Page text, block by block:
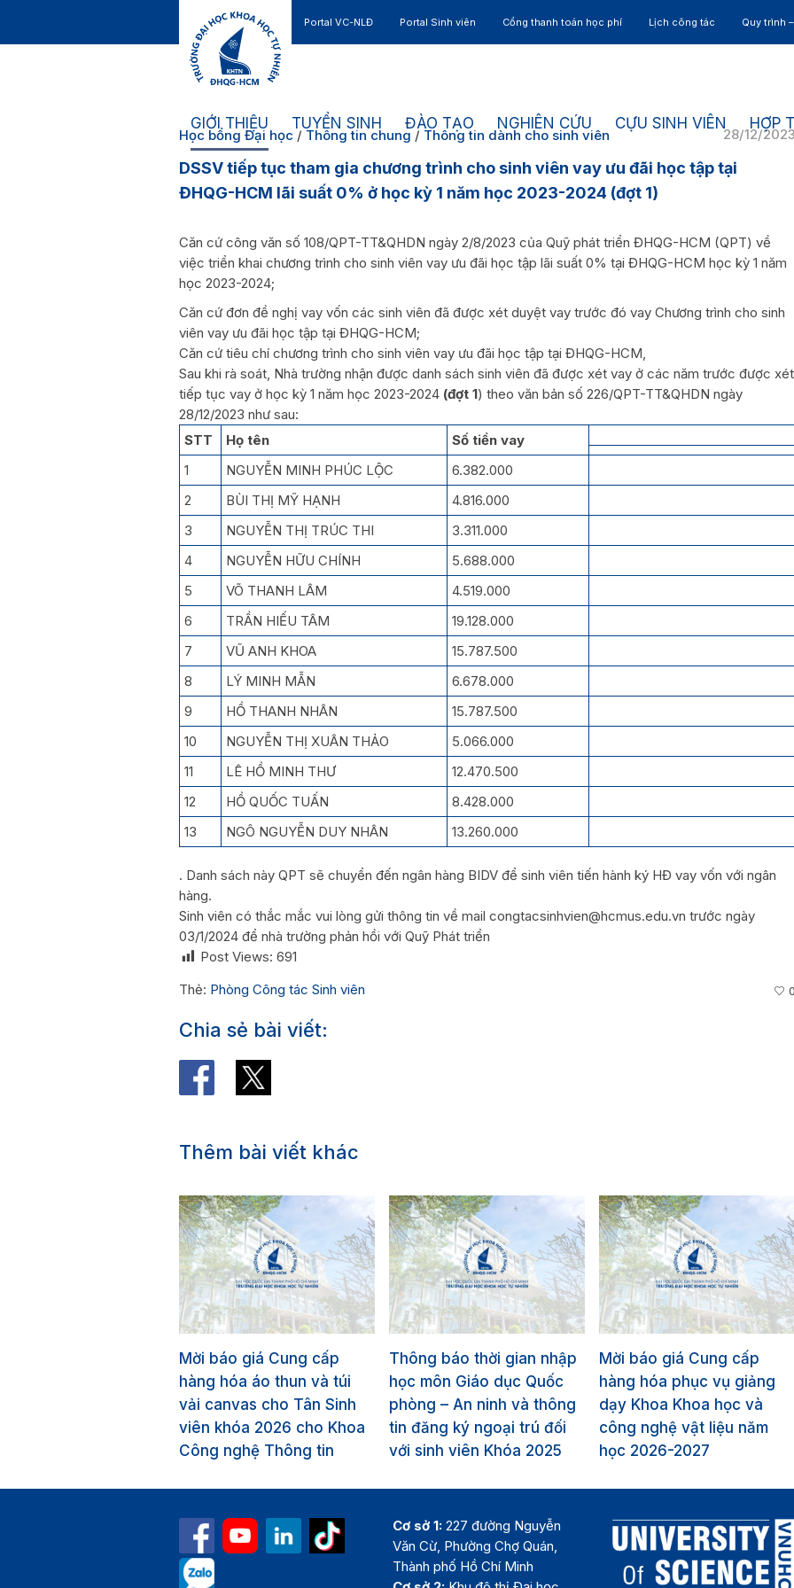
Portal VC-NLĐ Portal Sinh viên Cổng thanh toán học phí Lịch công tác Quy trình
GIỚI THIỆU TUYỂN SINH ĐÀO TẠO NGHIÊN CỨU CỰU SINH VIÊN HỢP
28/12/
Học bổng Đại học / Thông tin chung / Thông tin dành cho sinh viên
DSSV tiếp tục tham gia chương trình cho sinh viên vay ưu đãi học tập tại
ĐHQG-HCM lãi suất 0% ở học kỳ 1 năm học 2023-2024 (đợt 1)
Căn cứ công văn số 108/QPT-TT&QHDN ngày 2/8/2023 của Quỹ phát triển ĐHQG-HCM (QPT) về
việc triển khai chương trình cho sinh viên vay ưu đãi học tập lãi suất 0% tại ĐHQG-HCM học kỳ 1 năm
học 2023-2024;
Căn cứ đơn đề nghị vay vốn các sinh viên đã được xét duyệt vay trước đó vay Chương trình cho sinh
viên vay ưu đãi học tập tại ĐHQG-HCM;
Căn cứ tiêu chí chương trình cho sinh viên vay ưu đãi học tập tại ĐHQG-HCM,
Sau khi rà soát, Nhà trường nhận được danh sách sinh viên đã được xét vay ở các năm trước được xét
tiếp tục vay ở học kỳ 1 năm học 2023-2024 (đợt 1) theo văn bản số 226/QPT-TT&QHDN ngày
28/12/2023 như sau:
STT
Họ tên
Số tiền vay
1
NGUYỄN MINH PHÚC LỘC
6.382.000
2
BÙI THỊ MỸ HẠNH
4.816.000
3
NGUYỄN THỊ TRÚC THI
3.311.000
4
NGUYỄN HỮU CHÍNH
5.688.000
5
VÕ THANH LÂM
4.519.000
6
TRẦN HIẾU TÂM
19.128.000
7
VŨ ANH KHOA
15.787.500
8
LÝ MINH MẪN
6.678.000
9
HỒ THANH NHÂN
15.787.500
10
NGUYỄN THỊ XUÂN THẢO
5.066.000
11
LÊ HỒ MINH THƯ
12.470.500
12
HỒ QUỐC TUẤN
8.428.000
13
NGÔ NGUYỄN DUY NHÂN 13.260.000
. Danh sách này QPT sẽ chuyển đến ngân hàng BIDV để sinh viên tiến hành ký HĐ vay vốn với ngân
hàng.
Sinh viên có thắc mắc vui lòng gửi thông tin về mail congtacsinhvien@hcmus.edu.vn trước ngày
03/1/2024 để nhà trường phản hồi với Quỹ Phát triển
Post Views: 691
Thẻ: Phòng Công tác Sinh viên 0
Chia sẻ bài viết:
Thêm bài viết khác
Mời báo giá Cung cấp
hàng hóa áo thun và túi
vải canvas cho Tân Sinh
viên khóa 2026 cho Khoa
Công nghệ Thông tin
Thông báo thời gian nhập
học môn Giáo dục Quốc
phòng – An ninh và thông
tin đăng ký ngoại trú đối
với sinh viên Khóa 2025
Mời báo giá Cung cấp
hàng hóa phục vụ giảng
dạy Khoa Khoa học và
công nghệ vật liệu năm
học 2026-2027
Cơ sở 1: 227 đường Nguyễn
Văn Cừ, Phường Chợ Quán,
Thành phố Hồ Chí Minh